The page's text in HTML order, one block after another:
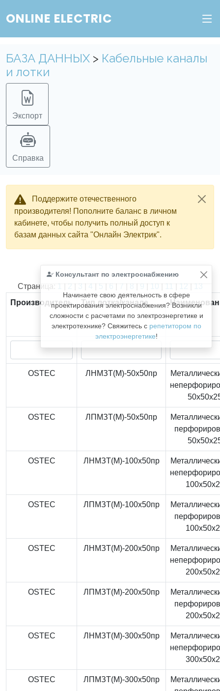
ONLINE ELECTRIC
БАЗА ДАННЫХ > Кабельные каналы
и лотки
Экспорт
Справка
Поддержите отечественного
производителя! Пополните баланс в личном
кабинете, чтобы получить полный доступ к
базам данных сайта "Онлайн Электрик".
Консультант по электроснабжению
Начинаете свою деятельность в сфере
проектирования электроснабжения? Возникли
сложности с расчетами по электроэнергетике и
электротехнике? Свяжитесь с репетитором по
электроэнергетике!
Найдено366из366записей.
Страница: 1 | 2 | 3 | 4 | 5 | 6 | 7 | 8 | 9 | 10 | 11 | 12 | 13
Производитель
Тип лотка/канала
OSTEC ЛНМЗТ(М)-50x50пр
OSTEC ЛПМЗТ(М)-50x50пр
OSTEC ЛНМЗТ(М)-100x50пр
OSTEC ЛПМЗТ(М)-100x50пр
OSTEC ЛНМЗТ(М)-200x50пр
OSTEC ЛПМЗТ(М)-200x50пр
OSTEC ЛНМЗТ(М)-300x50пр
OSTEC ЛПМЗТ(М)-300x50пр
Пополните баланс в личном кабинете, чтобы
получить доступ ко всем сервисам "Онлайн